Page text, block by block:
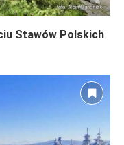
Stawów Polskich